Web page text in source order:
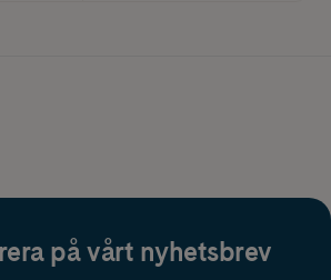
på vårt nyhetsbrev